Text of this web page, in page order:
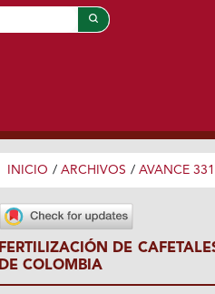
INICIO / ARCHIVOS / AVANCE
FERTILIZACIÓN DE
DE COLOMBIA